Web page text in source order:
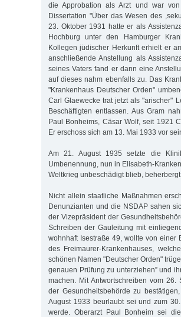
die Approbation als Arzt und war
Dissertation "Über das Wesen des
23. Oktober 1931 hatte er als
Hochburg unter den Hamburger
Kollegen jüdischer Herkunft erhielt er
anschließende Anstellung als
seines Vaters fand er dann eine
auf dieses nahm ebenfalls zu. Das
"Krankenhaus Deutscher Orden"
Carl Glaewecke trat jetzt als "arischer"
Beschäftigten entlassen. Aus Gram
Paul Bonheims, Cäsar Wolf, seit 1921
Er erschoss sich am 13. Mai 1933 vor
Am 21. August 1935 setzte die
Umbenennung, nun in Elisabeth-
Weltkrieg unbeschädigt blieb,
Nicht allein staatliche Maßnahmen
Denunzianten und die NSDAP sahen
der Vizepräsident der
Schreiben der Gauleitung mit
wohnhaft Isestraße 49, wollte von einer
des Freimaurer-Krankenhauses,
schönen Namen "Deutscher Orden"
genauen Prüfung zu unterziehen” und
machen. Mit Antwortschreiben vom
der Gesundheitsbehörde zu
August 1933 beurlaubt sei und zum
werde. Oberarzt Paul Bonheim sei